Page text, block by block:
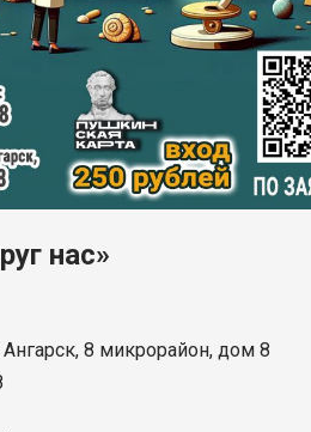
нас»
8 микрорайон, дом 8